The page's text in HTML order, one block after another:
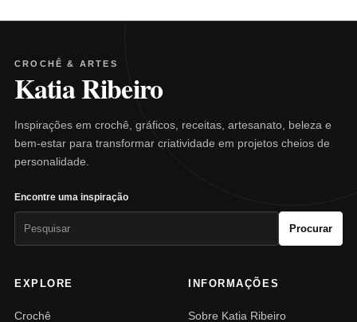
CROCHÊ & ARTES
Katia Ribeiro
Inspirações em crochê, gráficos, receitas, artesanato, beleza e
bem-estar para transformar criatividade em projetos cheios de
personalidade.
Encontre uma inspiração
Procurar
EXPLORE
Crochê
INFORMAÇÕES
Sobre Katia Ribeiro